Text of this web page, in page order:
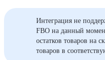
Интеграция не
FBO на данный
остатков товаров на
товаров в